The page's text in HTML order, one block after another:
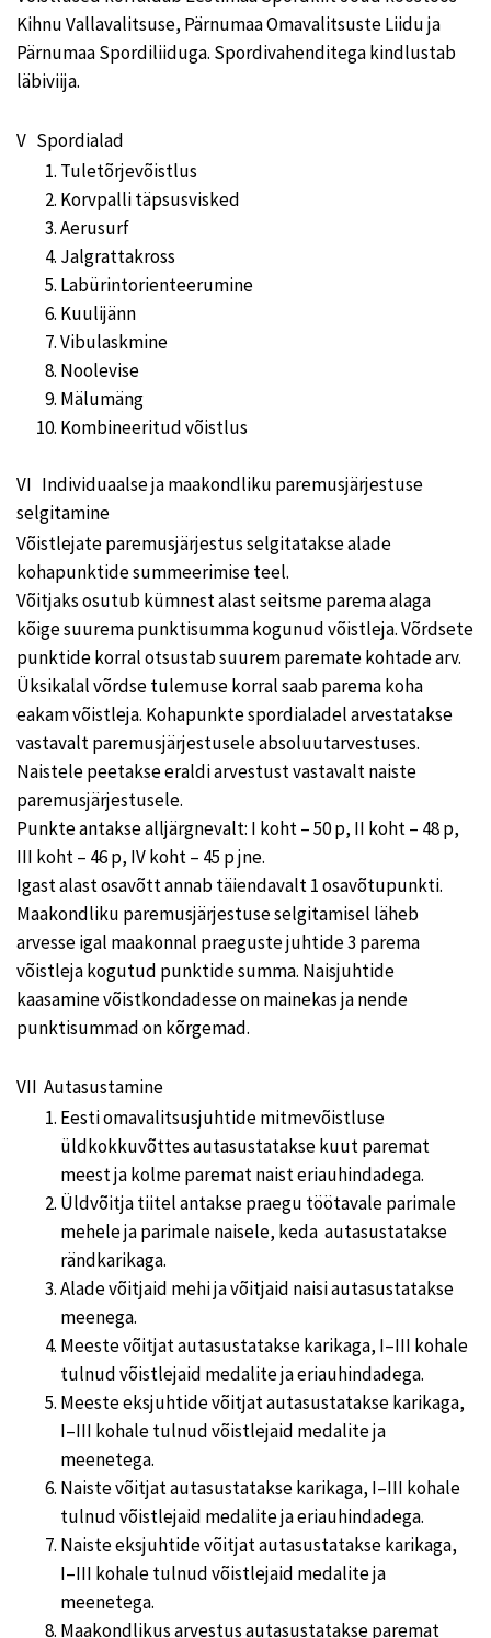
Kihnu Vallavalitsuse, Pärnumaa Omavalitsuste Liidu ja
Pärnumaa Spordiliiduga. Spordivahenditega kindlustab
läbiviija.
V Spordialad
Tuletõrjevõistlus
Korvpalli täpsusvisked
Aerusurf
Jalgrattakross
Labürintorienteerumine
Kuulijänn
Vibulaskmine
Noolevise
Mälumäng
Kombineeritud võistlus
VI Individuaalse ja maakondliku paremusjärjestuse
selgitamine
Võistlejate paremusjärjestus selgitatakse alade
kohapunktide summeerimise teel.
Võitjaks osutub kümnest alast seitsme parema alaga
kõige suurema punktisumma kogunud võistleja. Võrdsete
punktide korral otsustab suurem paremate kohtade arv.
Üksikalal võrdse tulemuse korral saab parema koha
eakam võistleja. Kohapunkte spordialadel arvestatakse
vastavalt paremusjärjestusele absoluutarvestuses.
Naistele peetakse eraldi arvestust vastavalt naiste
paremusjärjestusele.
Punkte antakse alljärgnevalt: I koht – 50 p, II koht – 48 p,
III koht – 46 p, IV koht – 45 p jne.
Igast alast osavõtt annab täiendavalt 1 osavõtupunkti.
Maakondliku paremusjärjestuse selgitamisel läheb
arvesse igal maakonnal praeguste juhtide 3 parema
võistleja kogutud punktide summa. Naisjuhtide
kaasamine võistkondadesse on mainekas ja nende
punktisummad on kõrgemad.
VII Autasustamine
Eesti omavalitsusjuhtide mitmevõistluse
üldkokkuvõttes autasustatakse kuut paremat
meest ja kolme paremat naist eriauhindadega.
Üldvõitja tiitel antakse praegu töötavale parimale
mehele ja parimale naisele, keda autasustatakse
rändkarikaga.
Alade võitjaid mehi ja võitjaid naisi autasustatakse
meenega.
Meeste võitjat autasustatakse karikaga, I–III kohale
tulnud võistlejaid medalite ja eriauhindadega.
Meeste eksjuhtide võitjat autasustatakse karikaga,
I–III kohale tulnud võistlejaid medalite ja
meenetega.
Naiste võitjat autasustatakse karikaga, I–III kohale
tulnud võistlejaid medalite ja eriauhindadega.
Naiste eksjuhtide võitjat autasustatakse karikaga,
I–III kohale tulnud võistlejaid medalite ja
meenetega.
Maakondlikus arvestus autasustatakse paremat